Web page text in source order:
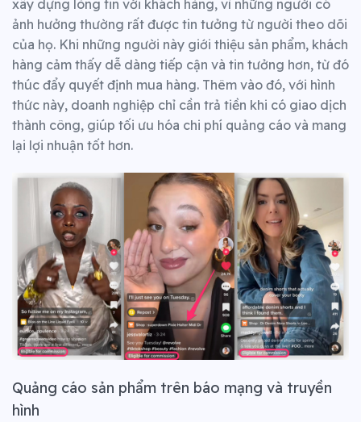
xây dựng lòng tin với khách hàng, vì những người có
ảnh hưởng thường rất được tin tưởng từ người theo dõi
của họ. Khi những người này giới thiệu sản phẩm, khách
hàng cảm thấy dễ dàng tiếp cận và tin tưởng hơn, từ đó
thúc đẩy quyết định mua hàng. Thêm vào đó, với hình
thức này, doanh nghiệp chỉ cần trả tiền khi có giao dịch
thành công, giúp tối ưu hóa chi phí quảng cáo và mang
lại lợi nhuận tốt hơn.
Quảng cáo sản phẩm trên báo mạng và truyền
hình